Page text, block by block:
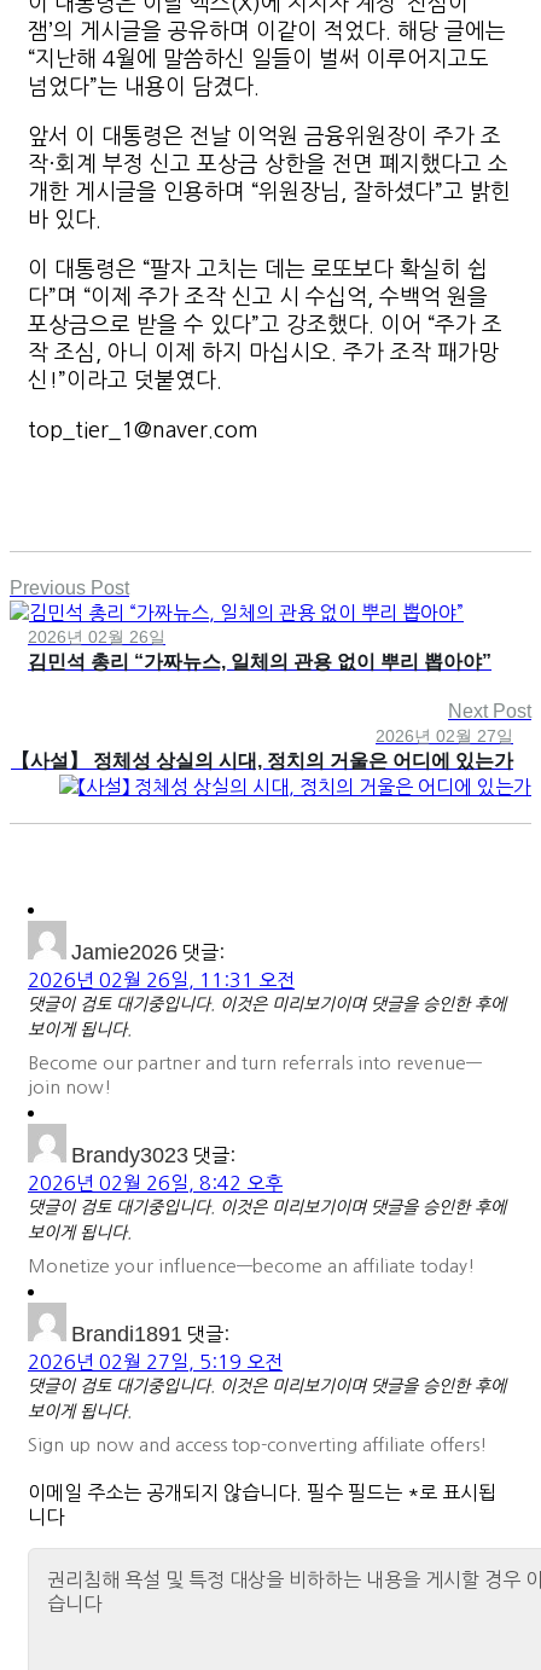
잼’의 게시글을 공유하며 이같이 적었다. 해당 글에는
“지난해 4월에 말씀하신 일들이 벌써 이루어지고도
넘었다”는 내용이 담겼다.
앞서 이 대통령은 전날 이억원 금융위원장이 주가 조
작·회계 부정 신고 포상금 상한을 전면 폐지했다고 소
개한 게시글을 인용하며 “위원장님, 잘하셨다”고 밝힌
바 있다.
이 대통령은 “팔자 고치는 데는 로또보다 확실히 쉽
다”며 “이제 주가 조작 신고 시 수십억, 수백억 원을
포상금으로 받을 수 있다”고 강조했다. 이어 “주가 조
작 조심, 아니 이제 하지 마십시오. 주가 조작 패가망
신!”이라고 덧붙였다.
top_tier_1@naver.com
Previous Post
2026년 02월 26일
김민석 총리 “가짜뉴스, 일체의 관용 없이 뿌리 뽑아야”
Next Post
2026년 02월 27일
【사설】 정체성 상실의 시대, 정치의 거울은 어디에 있는가
Jamie2026 댓글:
2026년 02월 26일, 11:31 오전
댓글이 검토 대기중입니다. 이것은 미리보기이며 댓글을 승인한 후에
보이게 됩니다.
Become our partner and turn referrals into revenue—
join now!
Brandy3023 댓글:
2026년 02월 26일, 8:42 오후
댓글이 검토 대기중입니다. 이것은 미리보기이며 댓글을 승인한 후에
보이게 됩니다.
Monetize your influence—become an affiliate today!
Brandi1891 댓글:
2026년 02월 27일, 5:19 오전
댓글이 검토 대기중입니다. 이것은 미리보기이며 댓글을 승인한 후에
보이게 됩니다.
Sign up now and access top-converting affiliate offers!
이메일 주소는 공개되지 않습니다. 필수 필드는 *로 표시됩
니다